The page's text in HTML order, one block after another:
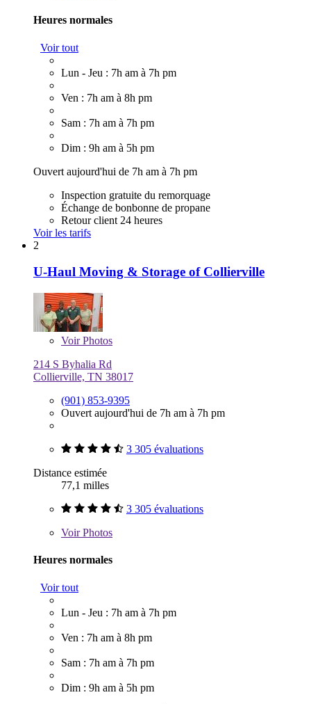
Heures normales
Voir tout
Lun - Jeu : 7h am à 7h pm
Ven : 7h am à 8h pm
Sam : 7h am à 7h pm
Dim : 9h am à 5h pm
Ouvert aujourd'hui de 7h am à 7h pm
Inspection gratuite du remorquage
Échange de bonbonne de propane
Retour client 24 heures
Voir les tarifs
2
U-Haul Moving & Storage of Collierville
VoirPhotos
214 S Byhalia Rd
Collierville, TN 38017
(901) 853-9395
Ouvert aujourd'hui de 7h am à 7h pm
3 305 évaluations
Distance estimée
77,1 milles
3 305 évaluations
VoirPhotos
Heures normales
Voir tout
Lun - Jeu : 7h am à 7h pm
Ven : 7h am à 8h pm
Sam : 7h am à 7h pm
Dim : 9h am à 5h pm